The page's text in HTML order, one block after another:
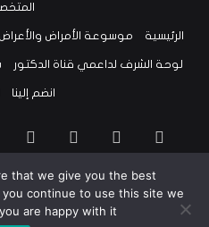
الرئيسية موسوعة الأمراض والأعراض
لوحة الشرف لداعمي قناة الدكتور
انضم إلينا
فيسبوك لينكدإن
واتساب
that we give you the best
continue to use this site we
are happy with it.